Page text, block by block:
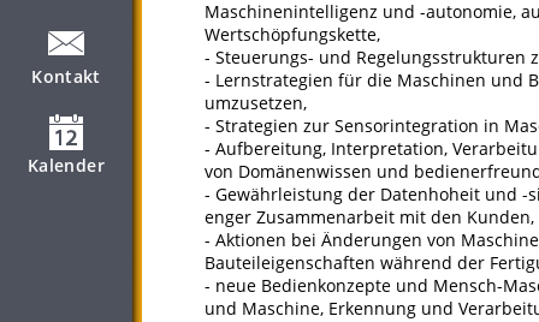
Kontakt
Kalender
Maschinenintelligenz und -autonomie,
Wertschöpfungskette,
- Steuerungs- und Regelungsstrukturen
- Lernstrategien für die Maschinen und
umzusetzen,
- Strategien zur Sensorintegration in
- Aufbereitung, Interpretation,
von Domänenwissen und
- Gewährleistung der Datenhoheit und -
enger Zusammenarbeit mit den Kunden,
- Aktionen bei Änderungen von
Bauteileigenschaften während der
- neue Bedienkonzepte und Mensch-
und Maschine, Erkennung und